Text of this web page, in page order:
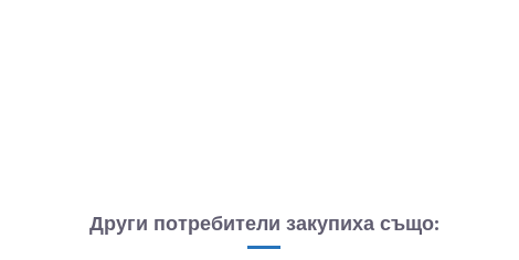
Други потребители закупиха също: